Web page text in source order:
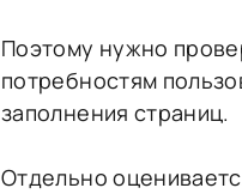
Поэтому нужно
потребностям
заполнения страниц.
Отдельно